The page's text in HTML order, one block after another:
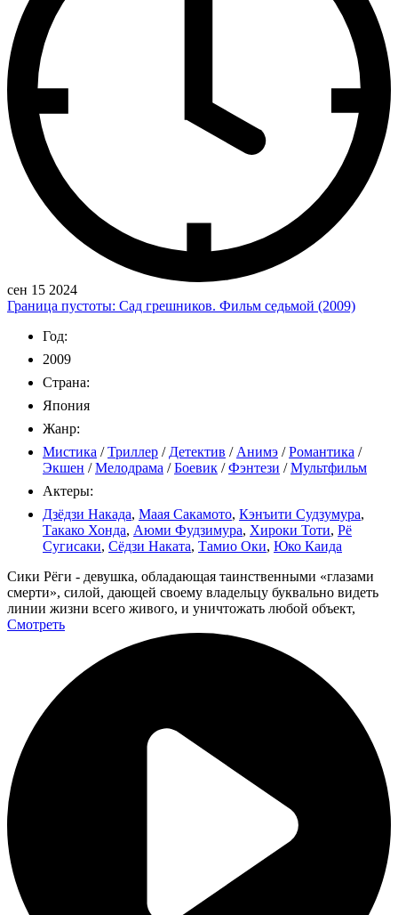
сен 15 2024
Граница пустоты: Сад грешников. Фильм седьмой (2009)
Год:
2009
Страна:
Япония
Жанр:
Мистика /Триллер / Детектив / Анимэ /Романтика /
Экшен /Мелодрама /Боевик /Фэнтези /Мультфильм
Актеры:
Дзёдзи Накада, Маая Сакамото, Кэнъити Судзумура,
Такако Хонда, Аюми Фудзимура, Хироки Тоти, Рё
Сугисаки, Сёдзи Наката, Тамио Оки, Юко Каида
Сики Рёги - девушка, обладающая таинственными «глазами
смерти», силой, дающей своему владельцу буквально видеть
линии жизни всего живого, и уничтожать любой объект,
Смотреть